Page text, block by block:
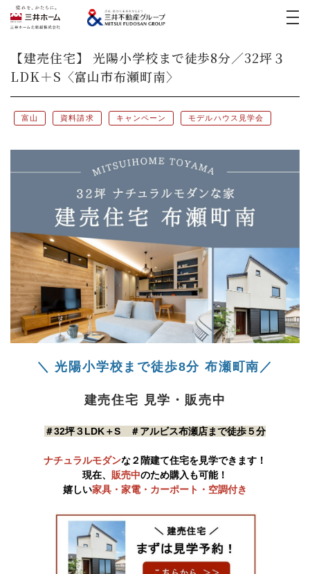
実例紹介
新築実例
賃貸住宅経営
三井ホームの家づくり
宅地・分譲住宅
中古住宅(スムストック)
採用情報
お問い合わせ
【建売住宅】 光陽小学校まで徒歩8分／32坪３
LDK＋S〈富山市布瀬町南〉
富山 資料請求 キャンペーン モデルハウス見学会
＼ 光陽小学校まで徒歩8分 布瀬町南／
建売住宅 見学・販売中
＃32坪３LDK＋S ＃アルビス布瀬店まで徒歩５分
ナチュラルモダンな２階建て住宅を見学できます！
現在、 販売中のため購入も可能！
嬉しい家具・家電・カーポート・空調付き